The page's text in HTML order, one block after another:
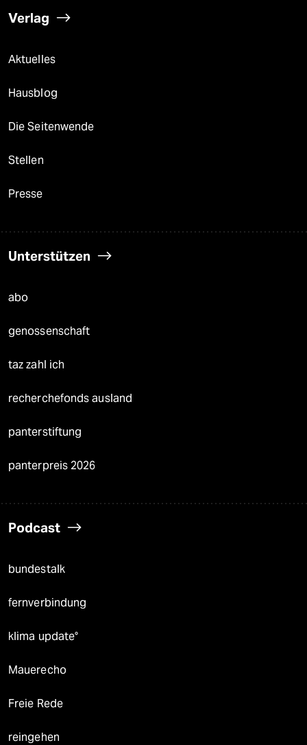
Verlag
Aktuelles
Hausblog
Die Seitenwende
Stellen
Presse
Unterstützen
abo
genossenschaft
taz zahl ich
recherchefonds ausland
panterstiftung
panterpreis 2026
Podcast
bundestalk
fernverbindung
klima update°
Mauerecho
Freie Rede
reingehen